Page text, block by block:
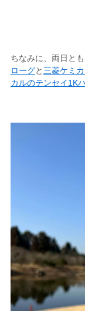
ちなみに、両日と
ローグと三菱ケミ
カルのテンセイ1K